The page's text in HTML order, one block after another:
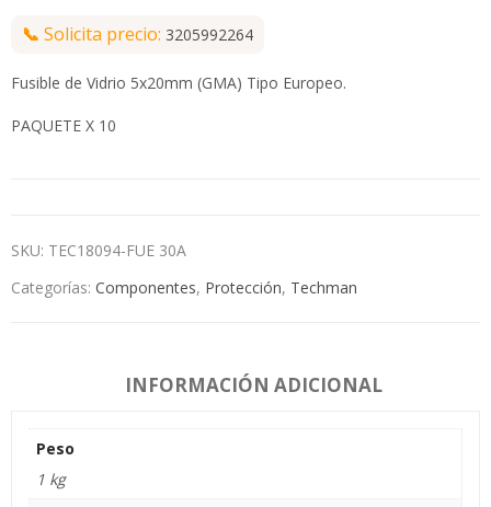
📞 Solicita precio: 3205992264
Fusible de Vidrio 5x20mm (GMA) Tipo Europeo.
PAQUETE X 10
SKU: TEC18094-FUE 30A
Categorías: Componentes, Protección, Techman
INFORMACIÓN ADICIONAL
Peso
1 kg